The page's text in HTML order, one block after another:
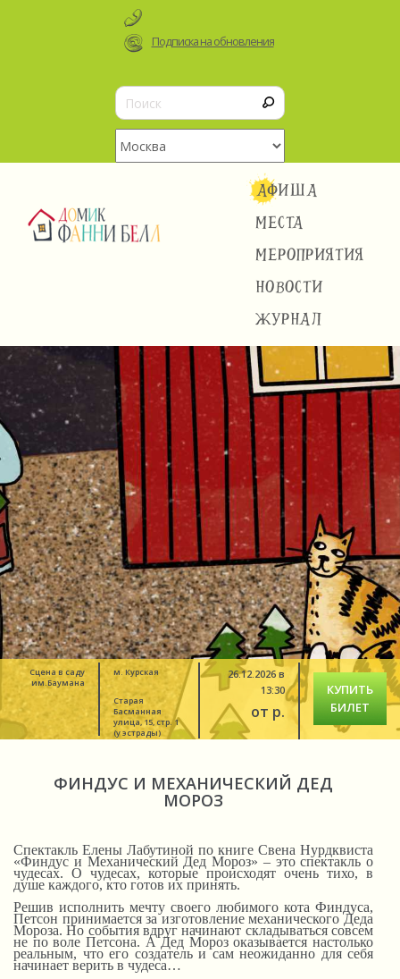
Подписка на обновления
АФИША
МЕСТА
МЕРОПРИЯТИЯ
НОВОСТИ
ЖУРНАЛ
Сцена в саду
им.Баумана
м. Курская
Старая
Басманная
улица, 15, стр. 1
(у эстрады)
26.12.2026 в
13:30
от р.
КУПИТЬ
БИЛЕТ
ФИНДУС И МЕХАНИЧЕСКИЙ ДЕД
МОРОЗ
Спектакль Елены Лабутиной по книге Свена Нурдквиста
«Финдус и Механический Дед Мороз» – это спектакль о
чудесах. О чудесах, которые происходят очень тихо, в
душе каждого, кто готов их принять.
Решив исполнить мечту своего любимого кота Финдуса,
Петсон принимается за изготовление механического Деда
Мороза. Но события вдруг начинают складываться совсем
не по воле Петсона. А Дед Мороз оказывается настолько
реальным, что его создатель и сам неожиданно для себя
начинает верить в чудеса…